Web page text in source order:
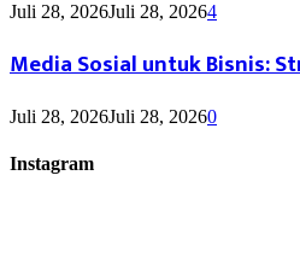
Juli 28, 2026Juli 28, 20264
Media Sosial untuk Bisnis:
Juli 28, 2026Juli 28, 20260
Instagram